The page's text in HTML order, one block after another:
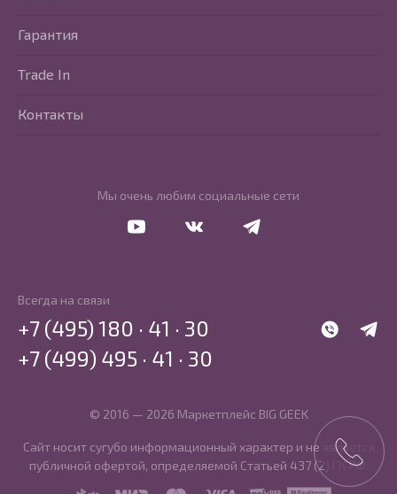
Мы очень любим социальные сети
Перейти в VkontakteПерейти в Telegram
Гарантия
Trade In
Контакты
Всегда на связи
WhatsApp
+7 (495) 180 · 41 · 30
+7 (499) 495 · 41 · 30
© 2016 — 2026 Маркетплейс BIG GEEK
Сайт носит сугубо информационный характер и не является
публичной офертой, определяемой Статьей 437 (2) ГК РФ.
SBP
MIR MasterCard
Visa PCI DSS PayKeeper